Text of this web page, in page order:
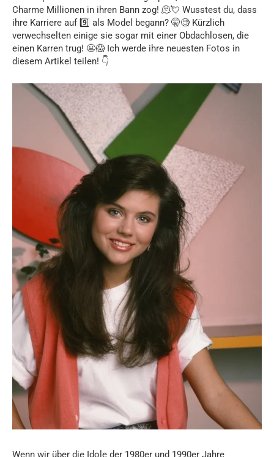
Charme Millionen in ihren Bann zog! 🫠💘 Wusstest du, dass
ihre Karriere auf 9️⃣ als Model begann? 🤫🧐 Kürzlich
verwechselten einige sie sogar mit einer Obdachlosen, die
einen Karren trug! 😬😱 Ich werde ihre neuesten Fotos in
diesem Artikel teilen! 👇
Wenn wir über die Idole der 1980er und 1990er Jahre